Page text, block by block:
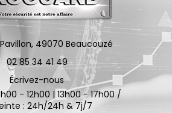
49070 Beaucouzé
02 85 34 41 49
Écrivez-nous
- 12h00 | 13h00 - 17h00 /
Astreinte : 24h/24h & 7j/7